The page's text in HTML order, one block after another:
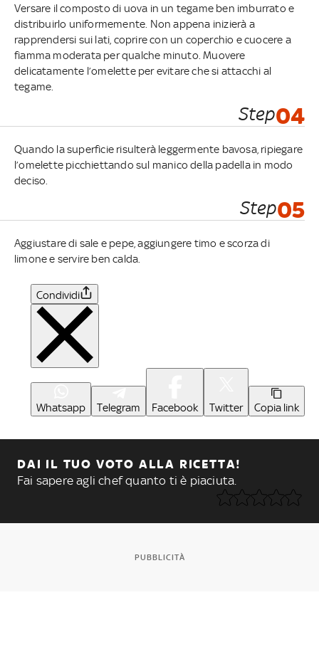
Versare il composto di uova in un tegame ben imburrato e
distribuirlo uniformemente. Non appena inizierà a
rapprendersi sui lati, coprire con un coperchio e cuocere a
fiamma moderata per qualche minuto. Muovere
delicatamente l’omelette per evitare che si attacchi al
tegame.
Step04
Quando la superficie risulterà leggermente bavosa, ripiegare
l’omelette picchiettando sul manico della padella in modo
deciso.
Step05
Aggiustare di sale e pepe, aggiungere timo e scorza di
limone e servire ben calda.
Condividi
Whatsapp Telegram Facebook Twitter Copia link
DAI IL TUO VOTO ALLA RICETTA!
Fai sapere agli chef quanto ti è piaciuta.
PUBBLICITÀ